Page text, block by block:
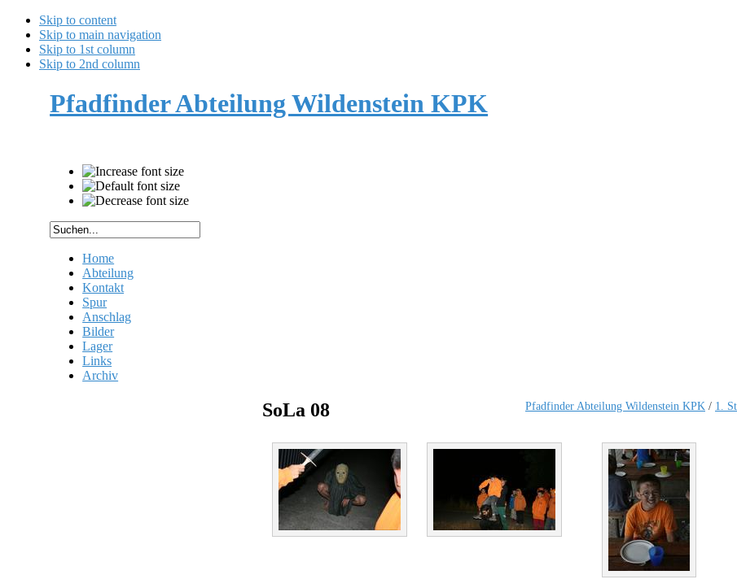
Skip to content
Skip to main navigation
Skip to 1st column
Skip to 2nd column
Pfadfinder Abteilung Wildenstein KPK
Home
Abteilung
Kontakt
Spur
Anschlag
Bilder
Lager
Links
Archiv
Pfadfinder Abteilung Wildenstein KPK / 1.
SoLa 08